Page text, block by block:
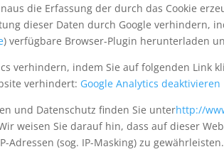
die Erfassung der durch das Cookie
dieser Daten durch Google verhindern,
) verfügbare Browser-Plugin herunterladen
verhindern, indem Sie auf folgenden Link
verhindert: Google Analytics deaktivieren
und Datenschutz finden Sie unterhttp://
weisen Sie darauf hin, dass auf dieser
(sog. IP-Masking) zu gewährleisten.